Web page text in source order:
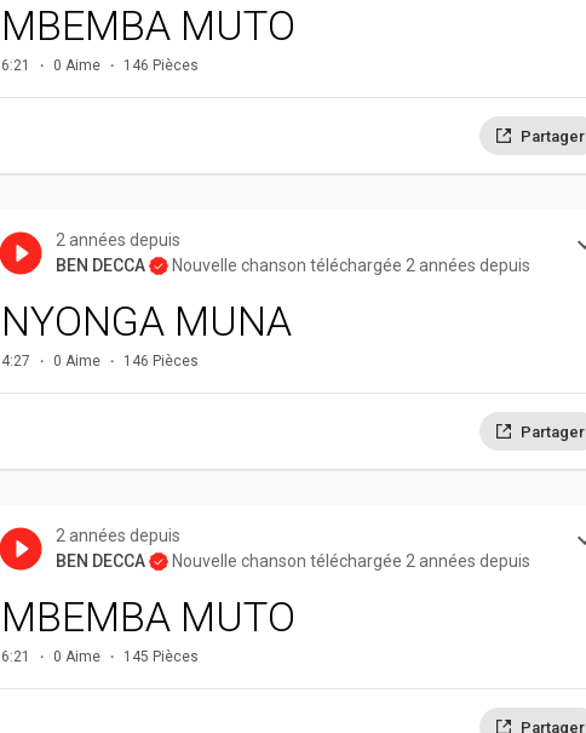
MBEMBA MUTO
6:21 0 Aime 146 Pièces
Partager
2 années depuis
BEN DECCA
Nouvelle chanson téléchargée 2 années depuis
NYONGA MUNA
4:27 0 Aime 146 Pièces
Partager
2 années depuis
BEN DECCA
Nouvelle chanson téléchargée 2 années depuis
MBEMBA MUTO
6:21 0 Aime 145 Pièces
Partager